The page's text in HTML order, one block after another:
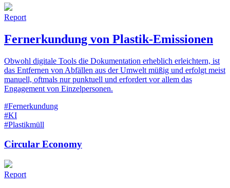
Report
Fernerkundung von Plastik-Emissionen
Obwohl digitale Tools die Dokumentation erheblich erleichtern, ist
das Entfernen von Abfällen aus der Umwelt müßig und erfolgt meist
manuell, oftmals nur punktuell und erfordert vor allem das
Engagement von Einzelpersonen.
#Fernerkundung
#KI
#Plastikmüll
Circular Economy
Report